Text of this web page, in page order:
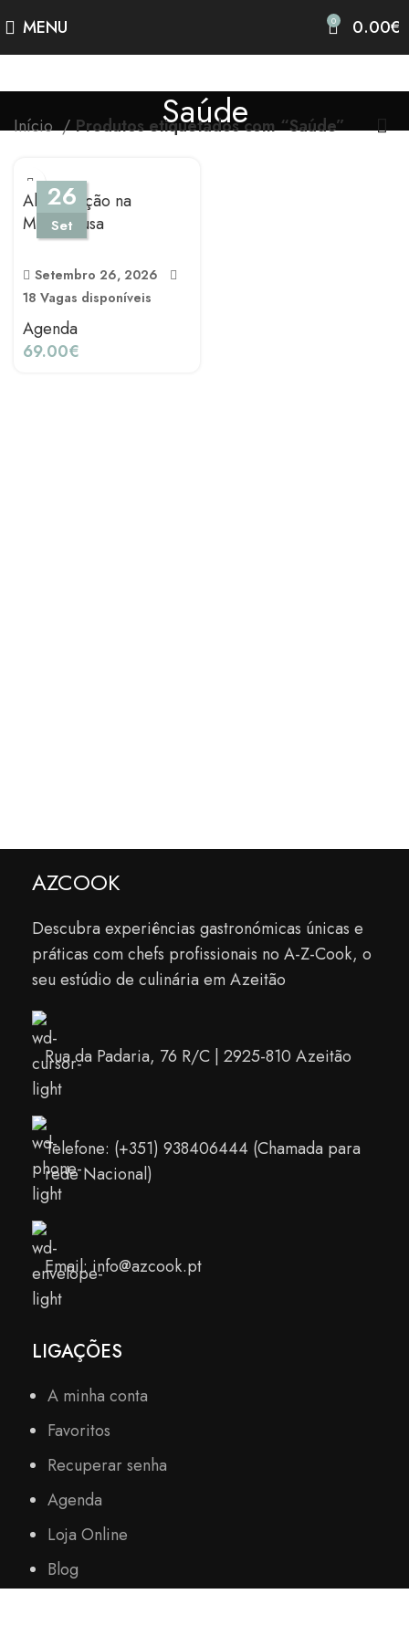
MENU 0 0.00€
Saúde
Início Produtos etiquetados com “Saúde”
26
Set
Alimentação na
Menopausa
Setembro 26, 2026
18 Vagas disponíveis
Agenda
69.00€
AZCOOK
Descubra experiências gastronómicas únicas e
práticas com chefs profissionais no A-Z-Cook, o
seu estúdio de culinária em Azeitão
Rua da Padaria, 76 R/C | 2925-810 Azeitão
Telefone: (+351) 938406444 (Chamada para
rede Nacional)
Email: info@azcook.pt
LIGAÇÕES
A minha conta
Favoritos
Recuperar senha
Agenda
Loja Online
Blog